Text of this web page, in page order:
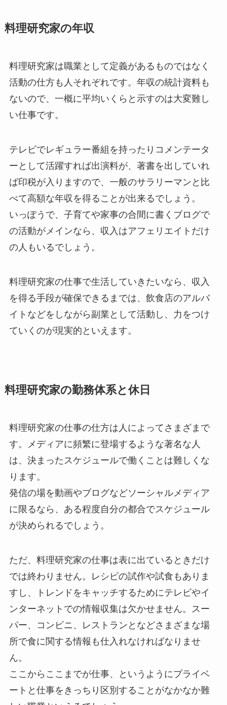
料理研究家の年収
料理研究家は職業として定義があるものではなく
活動の仕方も人それぞれです。年収の統計資料も
ないので、一概に平均いくらと示すのは大変難し
い仕事です。
テレビでレギュラー番組を持ったりコメンテータ
ーとして活躍すれば出演料が、著書を出していれ
ば印税が入りますので、一般のサラリーマンと比
べて高額な年収を得ることが出来るでしょう。
いっぽうで、子育てや家事の合間に書くブログで
の活動がメインなら、収入はアフェリエイトだけ
の人もいるでしょう。
料理研究家の仕事で生活していきたいなら、収入
を得る手段が確保できるまでは、飲食店のアルバ
イトなどをしながら副業として活動し、力をつけ
ていくのが現実的といえます。
料理研究家の勤務体系と休日
料理研究家の仕事の仕方は人によってさまざまで
す。メディアに頻繁に登場するような著名な人
は、決まったスケジュールで働くことは難しくな
ります。
発信の場を動画やブログなどソーシャルメディア
に限るなら、ある程度自分の都合でスケジュール
が決められるでしょう。
ただ、料理研究家の仕事は表に出ているときだけ
では終わりません。レシピの試作や試食もありま
すし、トレンドをキャッチするためにテレビやイ
ンターネットでの情報収集は欠かせません。スー
パー、コンビニ、レストランとなどさまざまな場
所で食に関する情報も仕入れなければなりませ
ん。
ここからここまでが仕事、というようにプライベ
ートと仕事をきっちり区別することがなかなか難